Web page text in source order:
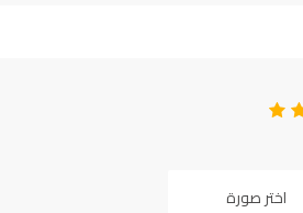
2
اختر صورة